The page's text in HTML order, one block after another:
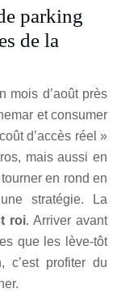
parking
de la
mois d’août près
et consumer
d’accès réel »
mais aussi en
en rond en
stratégie. La
roi. Arriver avant
que les lève-tôt
c’est profiter du